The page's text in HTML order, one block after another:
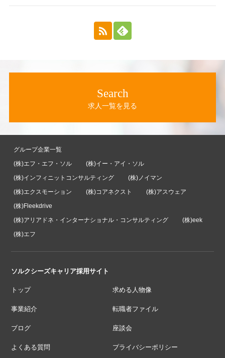
Search
求人一覧を見る
グループ企業一覧
(株)エフ・エフ・ソル
(株)イー・アイ・ソル
(株)インフィニットコンサルティング
(株)ノイマン
(株)エクスモーション
(株)コアネクスト
(株)アスウェア
(株)Fleekdrive
(株)アリアドネ・インターナショナル・コンサルティング
(株)eek
(株)エフ
ソルクシーズキャリア採用サイト
トップ 求める人物像
事業紹介 転職者ファイル
ブログ 座談会
よくある質問 プライバシーポリシー